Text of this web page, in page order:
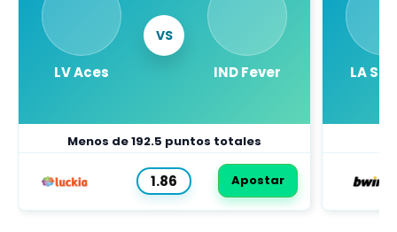
LV Aces
VS
IND Fever
Menos de 192.5 puntos totales
1.86 Apostar
LA